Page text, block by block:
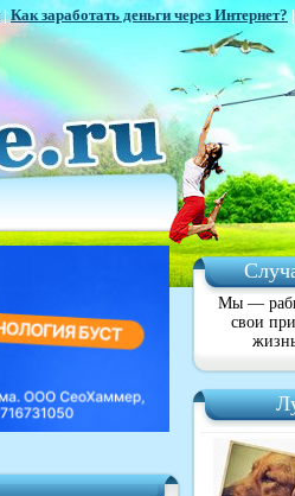
|Как заработать деньги через Интернет?
Мы —
свои